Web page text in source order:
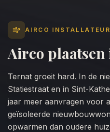
AIRCO INSTALLATEUR
Airco plaatsen
Ternat groeit hard. In de
Statiestraat en in Sint-
jaar meer aanvragen voor
geïsoleerde
opwarmen dan oudere